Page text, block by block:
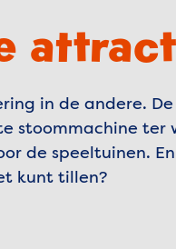
in de andere.
stoommachine
de speeltuinen.
kunt tillen?